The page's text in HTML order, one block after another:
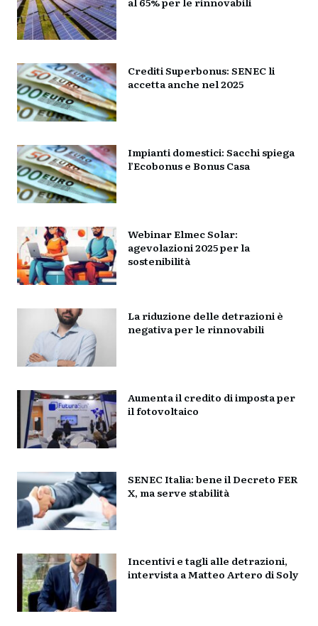
Crediti Superbonus: SENEC li
accetta anche nel 2025
Impianti domestici: Sacchi spiega
l’Ecobonus e Bonus Casa
Webinar Elmec Solar:
agevolazioni 2025 per la
sostenibilità
La riduzione delle detrazioni è
negativa per le rinnovabili
Aumenta il credito di imposta per
il fotovoltaico
SENEC Italia: bene il Decreto FER
X, ma serve stabilità
Incentivi e tagli alle detrazioni,
intervista a Matteo Artero di Soly